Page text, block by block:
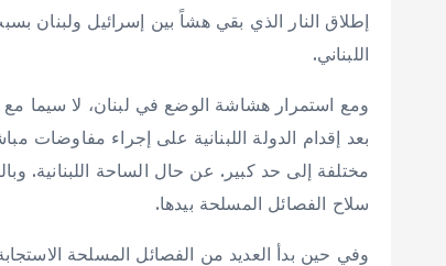
إطلاق النار الذي بقي هشاً بين إسرائيل ولبنان
اللبناني.
ومع استمرار هشاشة الوضع في لبنان، لا سيما مع
بعد إقدام الدولة اللبنانية على إجراء مفاوضات
مختلفة إلى حد كبير. عن حال الساحة اللبنانية.
سلاح الفصائل المسلحة بيدها.
وفي حين بدأ العديد من الفصائل المسلحة